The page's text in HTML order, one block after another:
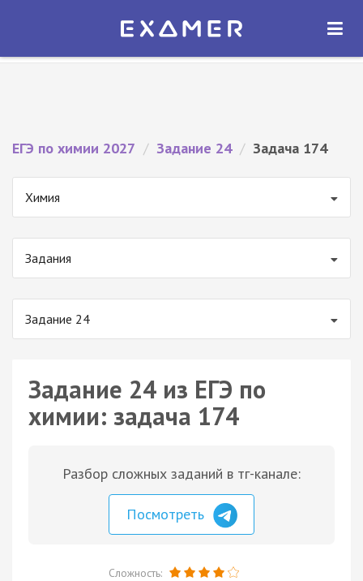
Экзамер — ЕГЭ 2027
ОТКРЫТЬ
ЕГЭ по химии 2027 / Задание 24 / Задача 174
Химия
Задания
Задание 24
Задание 24 из ЕГЭ по
химии: задача 174
Разбор сложных заданий в тг-канале:
Посмотреть
Сложность: